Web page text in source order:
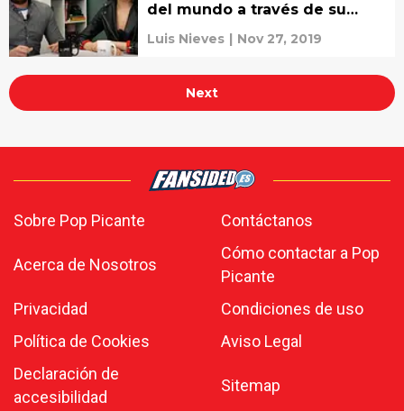
del mundo a través de su
carrera como top model
Luis Nieves | Nov 27, 2019
Next
Sobre Pop Picante Contáctanos
Acerca de Nosotros
Cómo contactar a Pop
Picante
Privacidad
Condiciones de uso
Política de Cookies
Aviso Legal
Declaración de
accesibilidad
Sitemap